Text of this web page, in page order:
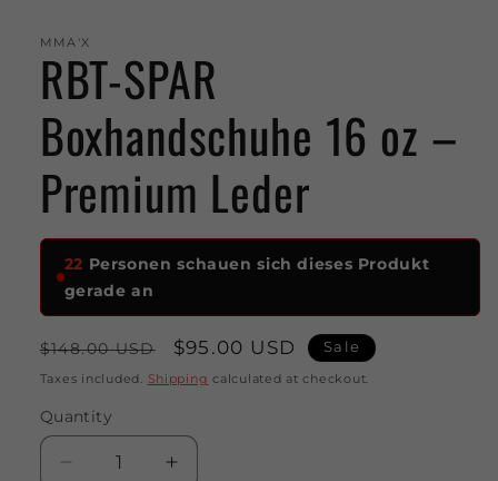
MMA'X
RBT-SPAR
Boxhandschuhe 16 oz –
Premium Leder
22 Personen schauen sich dieses Produkt
gerade an
Regular
price
$148.00 USD
Sale
price
$95.00 USD Sale
Taxes included. Shipping calculated at checkout.
Quantity
Quantity
Decrease
Increase